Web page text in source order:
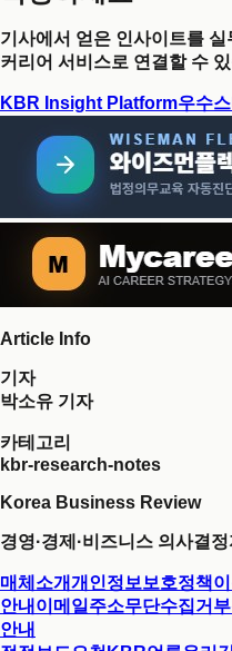
기사에서 얻은 인사이트를 실
커리어 서비스로 연결할 수
KBR Insight Platform우수
Article Info
기자
박소유 기자
카테고리
kbr-research-notes
Korea Business Review
경영·경제·비즈니스 의사결
매체소개개인정보보호정책
안내 이메일주소무단수집거부
안내